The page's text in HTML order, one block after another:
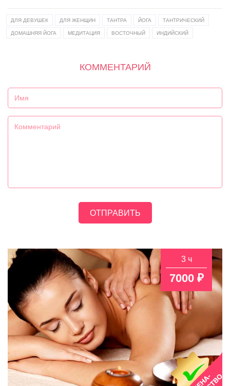
ДЛЯ ДЕВУШЕК ДЛЯ ЖЕНЩИН ТАНТРА ЙОГА ТАНТРИЧЕСКИЙ
ДОМАШНЯЯ ЙОГА МЕДИТАЦИЯ ВОСТОЧНЫЙ ИНДИЙСКИЙ
КОММЕНТАРИЙ
3 ч
7000 ₽